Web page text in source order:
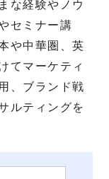
な経験やノウ
セミナー講
や中華圏、英
てマーケティ
、ブランド戦
ルティングを